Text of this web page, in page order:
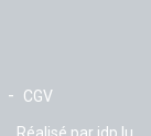
- CGV